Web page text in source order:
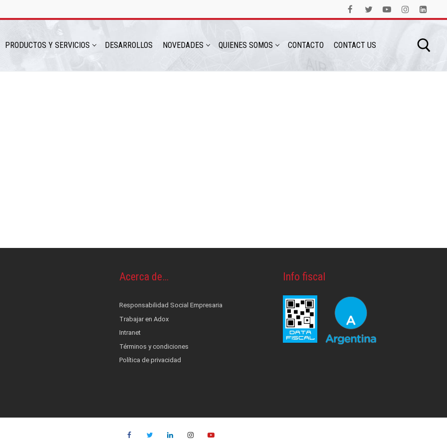
PRODUCTOS Y SERVICIOS DESARROLLOS NOVEDADES QUIENES SOMOS CONTACTO CONTACT US
de infecciones
y Bombas de infusión
alerta, control, medición y monitoreo
Social Empresaria
Acerca de…
Responsabilidad Social Empresaria
Trabajar en Adox
Intranet
Términos y condiciones
Política de privacidad
Info fiscal